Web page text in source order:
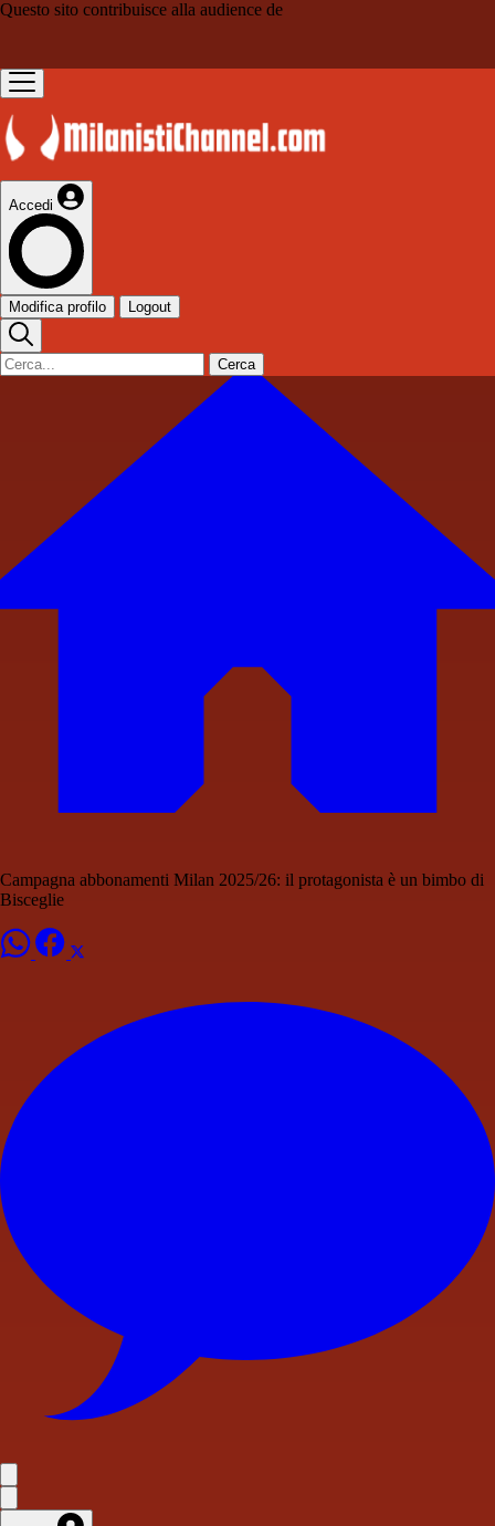
Questo sito contribuisce alla audience de
Accedi
Modifica profilo Logout
Cerca
Campagna abbonamenti Milan 2025/26: il protagonista è un bimbo di
Bisceglie